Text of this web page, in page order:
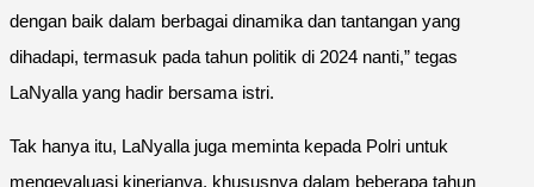
dengan baik dalam berbagai dinamika dan tantangan yang
dihadapi, termasuk pada tahun politik di 2024 nanti,” tegas
LaNyalla yang hadir bersama istri.
Tak hanya itu, LaNyalla juga meminta kepada Polri untuk
mengevaluasi kinerjanya, khususnya dalam beberapa tahun